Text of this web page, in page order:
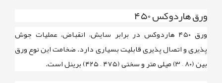
ورق هاردوکس ۴۵۰
ورق ۴۵۰ هاردوکس در برابر سایش، انقباض، عملیات جوش
پذیری و اتصال پذیری قابلیت بسیاری دارد. ضخامت این نوع ورق
بین(۸۰ – ۳) میلی متر و سختی(۴۷۵ – ۴۲۵) برینل است.